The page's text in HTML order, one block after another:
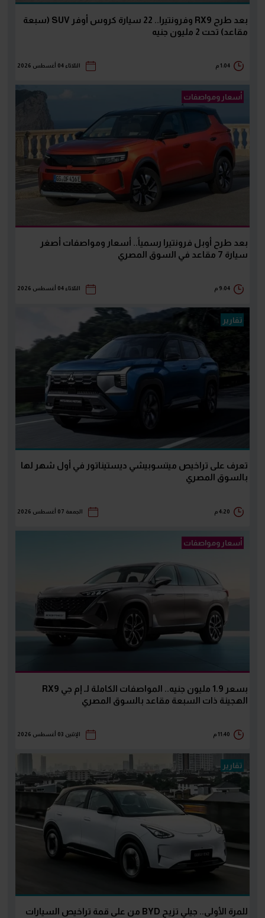
بعد طرح RX9 وفرونتيرا.. 22 سيارة كروس أوفر SUV (سبعة
مقاعد) تحت 2 مليون جنيه
1:04 م الثلاثاء 04 أغسطس 2026
أسعار ومواصفات
بعد طرح أوبل فرونتيرا رسمياً.. أسعار ومواصفات أصغر
سيارة 7 مقاعد في السوق المصري
9:04 م الثلاثاء 04 أغسطس 2026
تقارير
تعرف على تراخيص ميتسوبيشي ديستيناتور في أول شهر لها
بالسوق المصري
4:20 م الجمعة 07 أغسطس 2026
أسعار ومواصفات
بسعر 1.9 مليون جنيه.. المواصفات الكاملة لـ إم جي RX9
الهجينة ذات السبعة مقاعد بالسوق المصري
11:40 م الإثنين 03 أغسطس 2026
تقارير
للمرة الأولى.. جيلي تزيح BYD من على قمة تراخيص السيارات